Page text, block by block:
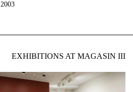
2003
EXHIBITIONS AT MAGASIN III